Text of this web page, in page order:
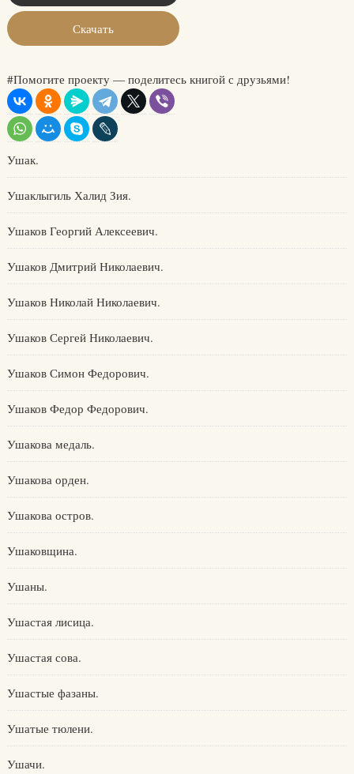
Скачать
#Помогите проекту — поделитесь книгой с друзьями!
Ушак.
Ушаклыгиль Халид Зия.
Ушаков Георгий Алексеевич.
Ушаков Дмитрий Николаевич.
Ушаков Николай Николаевич.
Ушаков Сергей Николаевич.
Ушаков Симон Федорович.
Ушаков Федор Федорович.
Ушакова медаль.
Ушакова орден.
Ушакова остров.
Ушаковщина.
Ушаны.
Ушастая лисица.
Ушастая сова.
Ушастые фазаны.
Ушатые тюлени.
Ушачи.